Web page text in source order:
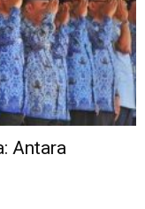
Antara